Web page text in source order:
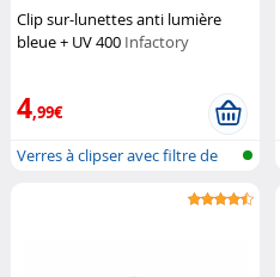
Clip sur-lunettes anti lumière
bleue + UV 400 Infactory
4,99€
Verres à clipser avec filtre de